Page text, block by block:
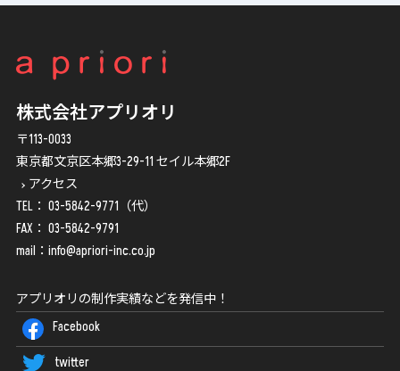
株式会社アプリオリ
〒113-0033
東京都文京区本郷3-29-11 セイル本郷2F
アクセス
TEL： 03-5842-9771 （代）
FAX： 03-5842-9791
mail： info@apriori-inc.co.jp
アプリオリの制作実績などを発信中！
Facebook
twitter